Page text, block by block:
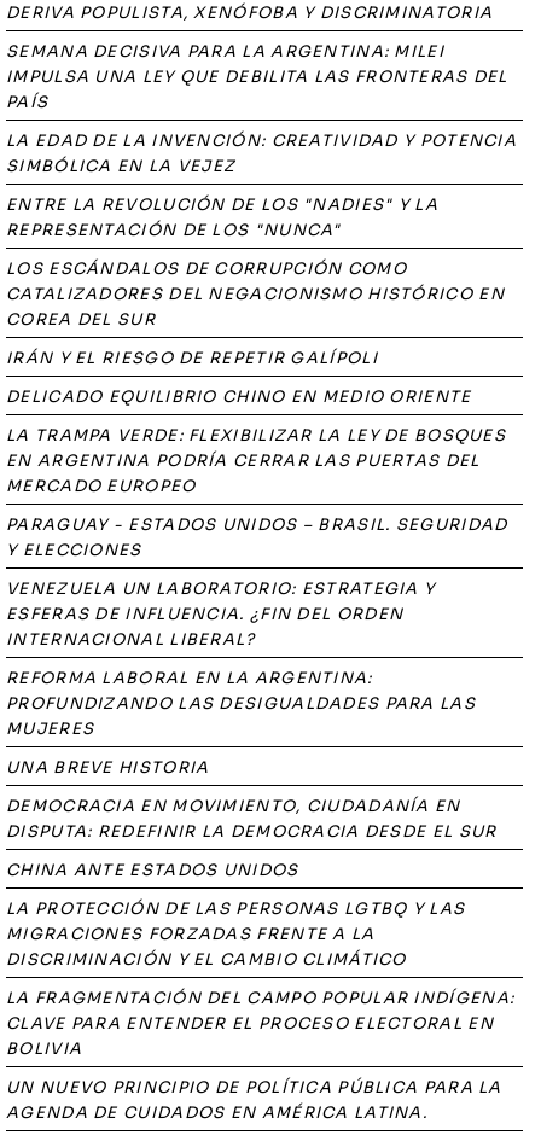
DERIVA POPULISTA, XENÓFOBA Y DISCRIMINATORIA
SEMANA DECISIVA PARA LA ARGENTINA: MILEI
IMPULSA UNA LEY QUE DEBILITA LAS FRONTERAS DEL
PAÍS
LA EDAD DE LA INVENCIÓN: CREATIVIDAD Y POTENCIA
SIMBÓLICA EN LA VEJEZ
ENTRE LA REVOLUCIÓN DE LOS "NADIES" Y LA
REPRESENTACIÓN DE LOS "NUNCA"
LOS ESCÁNDALOS DE CORRUPCIÓN COMO
CATALIZADORES DEL NEGACIONISMO HISTÓRICO EN
COREA DEL SUR
IRÁN Y EL RIESGO DE REPETIR GALÍPOLI
DELICADO EQUILIBRIO CHINO EN MEDIO ORIENTE
LA TRAMPA VERDE: FLEXIBILIZAR LA LEY DE BOSQUES
EN ARGENTINA PODRÍA CERRAR LAS PUERTAS DEL
MERCADO EUROPEO
PARAGUAY - ESTADOS UNIDOS – BRASIL. SEGURIDAD
Y ELECCIONES
VENEZUELA UN LABORATORIO: ESTRATEGIA Y
ESFERAS DE INFLUENCIA. ¿FIN DEL ORDEN
INTERNACIONAL LIBERAL?
REFORMA LABORAL EN LA ARGENTINA:
PROFUNDIZANDO LAS DESIGUALDADES PARA LAS
MUJERES
UNA BREVE HISTORIA
DEMOCRACIA EN MOVIMIENTO, CIUDADANÍA EN
DISPUTA: REDEFINIR LA DEMOCRACIA DESDE EL SUR
CHINA ANTE ESTADOS UNIDOS
LA PROTECCIÓN DE LAS PERSONAS LGTBQ Y LAS
MIGRACIONES FORZADAS FRENTE A LA
DISCRIMINACIÓN Y EL CAMBIO CLIMÁTICO
LA FRAGMENTACIÓN DEL CAMPO POPULAR INDÍGENA:
CLAVE PARA ENTENDER EL PROCESO ELECTORAL EN
BOLIVIA
UN NUEVO PRINCIPIO DE POLÍTICA PÚBLICA PARA LA
AGENDA DE CUIDADOS EN AMÉRICA LATINA.